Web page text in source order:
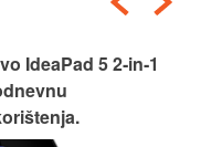
LOQ 15
i zahtjevne